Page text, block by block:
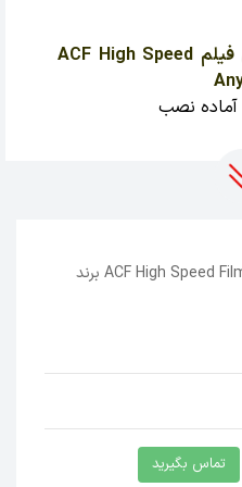
ویژگی‌ها و مشخصات فنی فیلم ACF High Speed
فیلم ACF High Speed Film 13.6 inch برند
تماس بگیرید